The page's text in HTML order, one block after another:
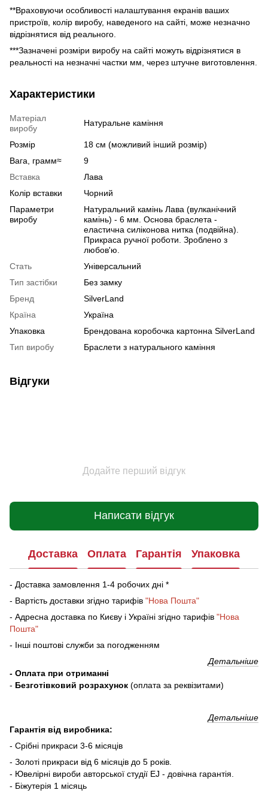
**Враховуючи особливості налаштування екранів ваших
пристроїв, колір виробу, наведеного на сайті, може незначно
відрізнятися від реального.
***Зазначені розміри виробу на сайті можуть відрізнятися в
реальності на незначні частки мм, через штучне виготовлення.
Характеристики
Матеріал
виробу
Натуральне каміння
Розмір
18 см (можливий інший розмір)
Вага, грамм≈
9
Вставка
Лава
Колір вставки
Чорний
Параметри
виробу
Натуральний камінь Лава (вулканічний
камінь) - 6 мм. Основа браслета -
еластична силіконова нитка (подвійна).
Прикраса ручної роботи. Зроблено з
любов'ю.
Стать
Універсальний
Тип застібки
Без замку
Бренд
SilverLand
Країна
Україна
Упаковка
Брендована коробочка картонна SilverLand
Тип виробу
Браслети з натурального каміння
Відгуки
Додайте перший відгук
Написати відгук
Доставка Оплата Гарантія Упаковка
- Доставка замовлення 1-4 робочих дні *
- Вартість доставки згідно тарифів "Нова Пошта"
- Адресна доставка по Києву і Україні згідно тарифів "Нова
Пошта"
- Інші поштові служби за погодженням
Детальніше
- Оплата при отриманні
- Безготівковий розрахунок (оплата за реквізитами)
Детальніше
Гарантія від виробника:
- Срібні прикраси 3-6 місяців
- Золоті прикраси від 6 місяців до 5 років.
- Ювелірні вироби авторської студії EJ - довічна гарантія.
- Біжутерія 1 місяць